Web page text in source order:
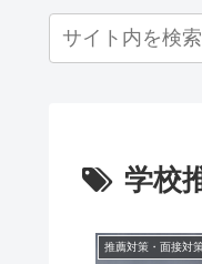
学校
推薦対策・面接対策